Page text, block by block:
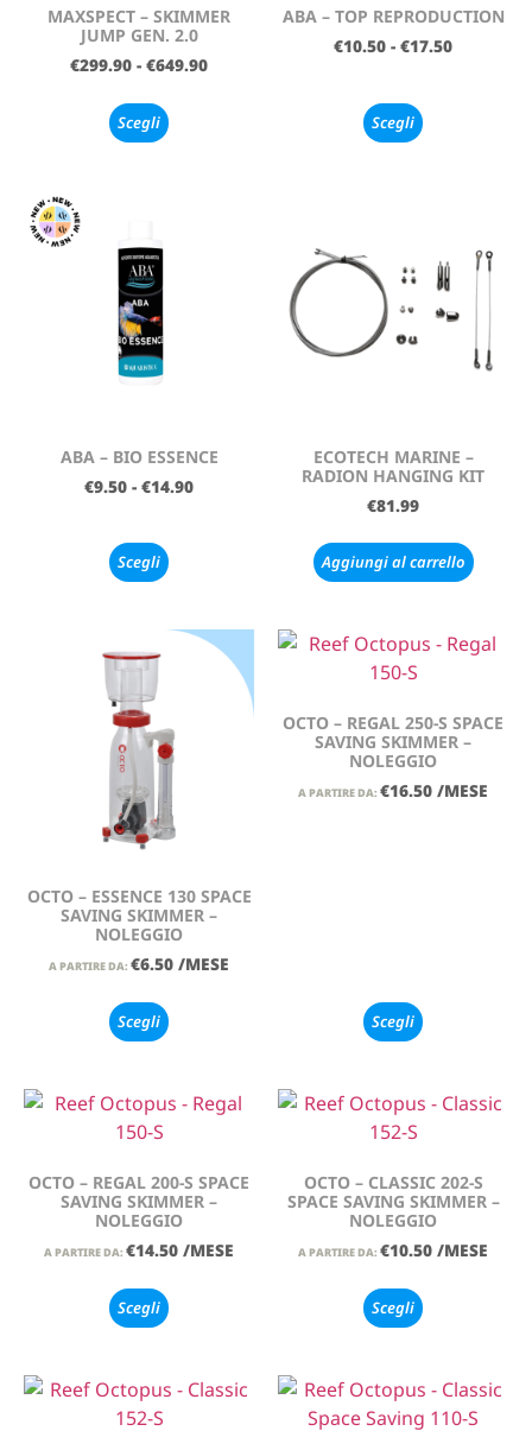
MAXSPECT – SKIMMER
JUMP GEN. 2.0
€299.90 - €649.90
Scegli
ABA – TOP REPRODUCTION
€10.50 - €17.50
Scegli
ABA – BIO ESSENCE
€9.50 - €14.90
Scegli
ECOTECH MARINE –
RADION HANGING KIT
€81.99
Aggiungi al carrello
OCTO – ESSENCE 130 SPACE
SAVING SKIMMER –
NOLEGGIO
A PARTIRE DA: €6.50 /MESE
Scegli
OCTO – REGAL 250-S SPACE
SAVING SKIMMER –
NOLEGGIO
A PARTIRE DA: €16.50 /MESE
Scegli
OCTO – REGAL 200-S SPACE
SAVING SKIMMER –
NOLEGGIO
A PARTIRE DA: €14.50 /MESE
Scegli
OCTO – CLASSIC 202-S
SPACE SAVING SKIMMER –
NOLEGGIO
A PARTIRE DA: €10.50 /MESE
Scegli